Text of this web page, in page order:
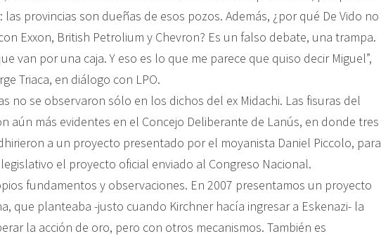
las provincias son dueñas de esos pozos. Además, ¿por qué De Vido no
Exxon, British Petrolium y Chevron? Es un falso debate, una trampa.
van por una caja. Y eso es lo que me parece que quiso decir Miguel”,
Triaca, en diálogo con LPO.
no se observaron sólo en los dichos del ex Midachi. Las fisuras del
aún más evidentes en el Concejo Deliberante de Lanús, en donde tres
a un proyecto presentado por el moyanista Daniel Piccolo, para
el proyecto oficial enviado al Congreso Nacional.
fundamentos y observaciones. En 2007 presentamos un proyecto
que planteaba -justo cuando Kirchner hacía ingresar a Eskenazi- la
la acción de oro, pero con otros mecanismos. También es